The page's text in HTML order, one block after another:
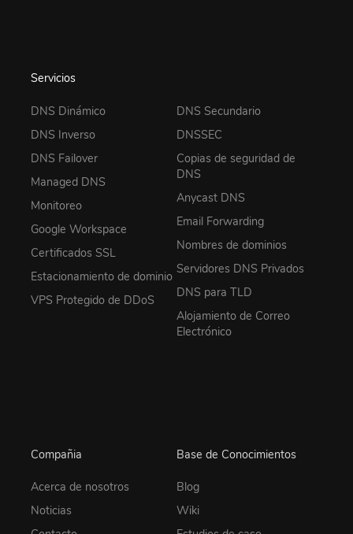
Servicios
DNS Dinámico
DNS Inverso
DNS Failover
Managed DNS
Monitoreo
Google Workspace
Certificados SSL
Estacionamiento de dominio
VPS Protegido de DDoS
DNS Secundario
DNSSEC
Copias de seguridad de
DNS
Anycast DNS
Email Forwarding
Nombres de dominios
Servidores DNS Privados
DNS para TLD
Alojamiento de Correo
Electrónico
Compañia
Acerca de nosotros
Noticias
Base de Conocimientos
Blog
Wiki